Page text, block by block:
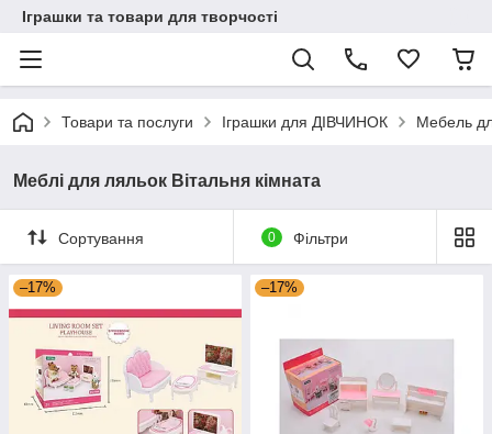
Іграшки та товари для творчості
Товари та послуги Іграшки для ДІВЧИНОК Мебель
Меблі для ляльок Вітальня кімната
Сортування 0 Фільтри
–17% –17%